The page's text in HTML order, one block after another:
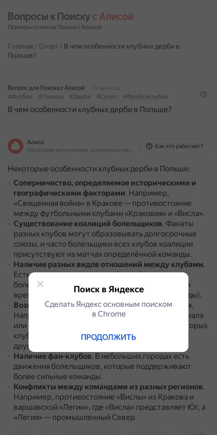
Вопросы к Поиску с Алисой
Примеры ответов Поиска с Алисой
Главная / Спорт / В чем особенности клубных дерби в
Польше?
Вопрос для Поиска с Алисой
10 августа
#Футбол
#Польша #Дерби #Спорт #ФутболКлубов
В чем особенности клубных дерби в Польше?
Алиса
На основе источников, возможны неточности
Как это работает?
Некоторые особенности клубных дерби в Польше:
Соперничество, определяемое историческими и
географическими факторами. Например,
«Священная война» в Кракове — противостояние
между футбольными клубами «Краковия» и «Висла».
Существование коалиций болельщиков. Фанаты
разных клубов могут образовывать долгосрочные
союзы, и часто болельщики всех клубов коалиции
присутствуют на матчах определённой команды.
Наличие разных видов отношений между клубами.
Есть дружеские отношения (згоды), когда
болельщики часто посещают матчи друг друга, и
временные соглашения о сотрудничестве (уклады).
Возможны столкновения между болельщиками.
Например, во время матчей, незадолго до их начала
или сразу после окончания, так как фанаты некоторых
клубов не испытывают большой симпатии друг к
другу.
Наличие фан-клубов. В небольших городах есть
движения болельщиков, которые поддерживают
более сильные команды.
Конфликты между командами из разных регионов.
Например, противостояние «Вислы» из Кракова и
варшавской «Легии», где «Висла» представляет Юг, а
«Легия» — промышленный Север.
Поиск в Яндексе
Сделать Яндекс основным поиском
в Сhrome
ПРОДОЛЖИТЬ